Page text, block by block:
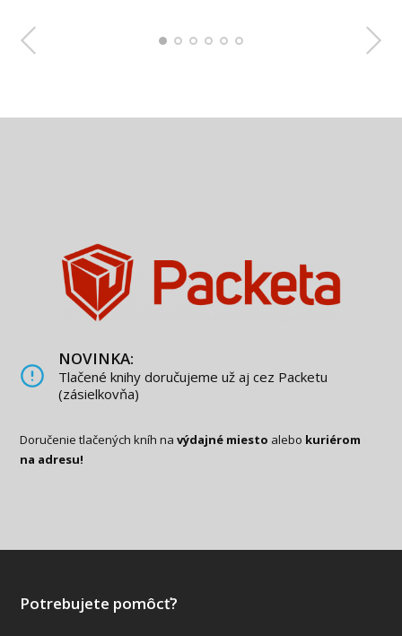
NOVINKA:
Tlačené knihy doručujeme už aj cez Packetu
(zásielkovňa)
Doručenie tlačených kníh navýdajné miesto alebo kuriérom
na adresu!
Potrebujete pomôcť?